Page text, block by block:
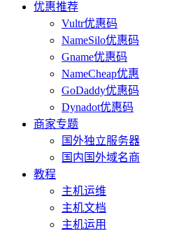
优惠推荐
Vultr优惠码
NameSilo优惠码
Gname优惠码
NameCheap优惠
GoDaddy优惠码
Dynadot优惠码
商家专题
国外独立服务器
国内国外域名商
教程
主机运维
主机文档
主机运用